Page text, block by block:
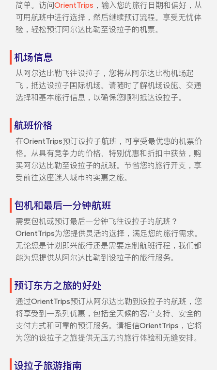
简单。访问OrientTrips ，输入您的旅行日期和偏好，从
可用航班中进行选择，然后继续预订流程。享受无忧体
验，轻松预订阿尔达比勒至设拉子的机票。
机场信息
从阿尔达比勒飞往设拉子，您将从阿尔达比勒机场起
飞，抵达设拉子国际机场。请随时了解机场设施、交通
选择和基本旅行信息，以确保您顺利抵达设拉子。
航班价格
在OrientTrips预订设拉子航班，可享受最优惠的机票价
格。从具有竞争力的价格、特别优惠和折扣中获益，购
买阿尔达比勒至设拉子的航班。节省您的旅行开支，享
受前往这座迷人城市的实惠之旅。
包机和最后一分钟航班
需要包机或预订最后一分钟飞往设拉子的航班？
OrientTrips为您提供灵活的选择，满足您的旅行需求。
无论您是计划即兴旅行还是需要定制航班行程，我们都
能为您提供从阿尔达比勒到设拉子的旅行服务。
预订东方之旅的好处
通过OrientTrips预订从阿尔达比勒到设拉子的航班，您
将享受到一系列优惠，包括全天候的客户支持、安全的
支付方式和可靠的预订服务。请相信OrientTrips，它将
为您的设拉子之旅提供无压力的旅行体验和无缝安排。
设拉子旅游指南